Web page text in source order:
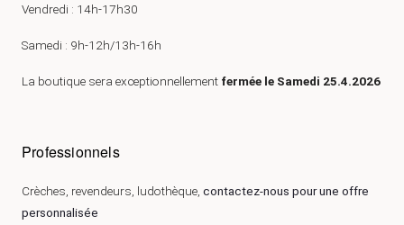
Vendredi : 14h-17h30
Samedi : 9h-12h/13h-16h
La boutique sera exceptionnellement fermée le Samedi 25.4.2026
Professionnels
Crèches, revendeurs, ludothèque, contactez-nous pour une offre
personnalisée